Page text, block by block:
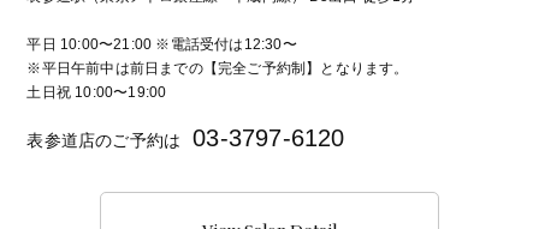
平日 10:00〜21:00 ※電話受付は12:30〜
※平日午前中は前日までの【完全ご予約制】となります。
土日祝 10:00〜19:00
表参道店のご予約は 03-3797-6120